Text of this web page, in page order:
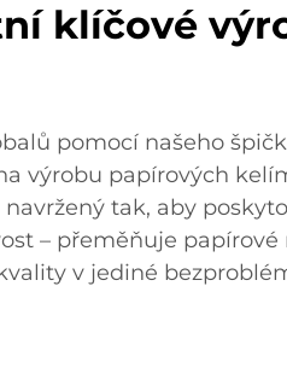
klíčové
pomocí našeho
výrobu papírových
tak, aby
– přeměňuje papírové
v jediné